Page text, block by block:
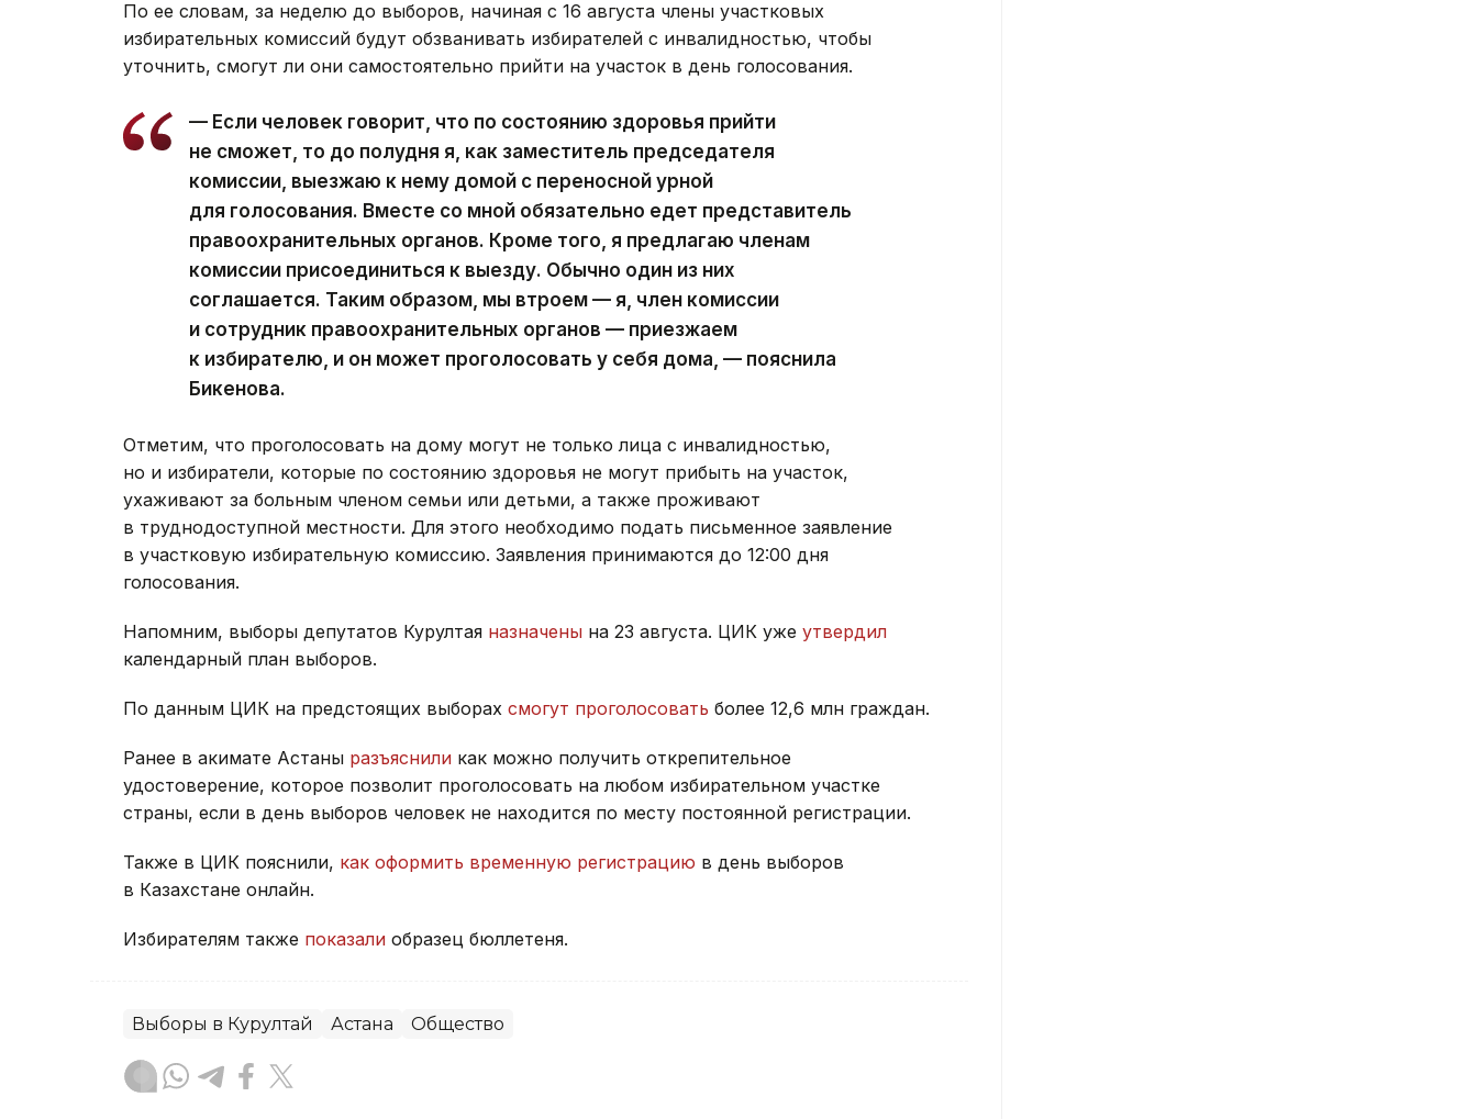
По ее словам, за неделю до выборов, начиная с 16 августа члены участковых
избирательных комиссий будут обзванивать избирателей с инвалидностью, чтобы
уточнить, смогут ли они самостоятельно прийти на участок в день голосования.
— Если человек говорит, что по состоянию здоровья прийти
не сможет, то до полудня я, как заместитель председателя
комиссии, выезжаю к нему домой с переносной урной
для голосования. Вместе со мной обязательно едет представитель
правоохранительных органов. Кроме того, я предлагаю членам
комиссии присоединиться к выезду. Обычно один из них
соглашается. Таким образом, мы втроем — я, член комиссии
и сотрудник правоохранительных органов — приезжаем
к избирателю, и он может проголосовать у себя дома, — пояснила
Бикенова.
Отметим, что проголосовать на дому могут не только лица с инвалидностью,
но и избиратели, которые по состоянию здоровья не могут прибыть на участок,
ухаживают за больным членом семьи или детьми, а также проживают
в труднодоступной местности. Для этого необходимо подать письменное заявление
в участковую избирательную комиссию. Заявления принимаются до 12:00 дня
голосования.
Напомним, выборы депутатов Курултая назначены на 23 августа. ЦИК уже утвердил
календарный план выборов.
По данным ЦИК на предстоящих выборах смогут проголосовать более 12,6 млн граждан.
Ранее в акимате Астаны разъяснили как можно получить открепительное
удостоверение, которое позволит проголосовать на любом избирательном участке
страны, если в день выборов человек не находится по месту постоянной регистрации.
Также в ЦИК пояснили, как оформить временную регистрацию в день выборов
в Казахстане онлайн.
Избирателям также показали образец бюллетеня.
Выборы в Курултай Астана Общество